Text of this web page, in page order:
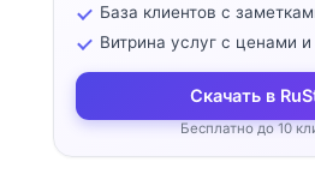
База клиентов с
Витрина услуг с ценами и
Скачать в
Бесплатно до 10